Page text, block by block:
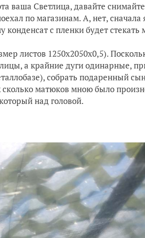
ваша Светлица, давайте
по магазинам. А, нет, сначала
с пленки будет
листов 1250х2050х0,5).
а крайние дуги одинарные,
собрать подаренный
матюков мною было
над головой.